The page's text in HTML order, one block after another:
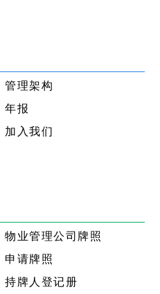
管理架构
年报
加入我们
物业管理公司牌照
申请牌照
持牌人登记册